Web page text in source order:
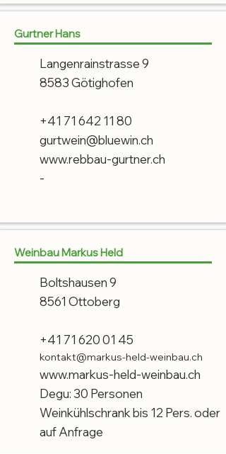
Gurtner Hans
Langenrainstrasse 9
8583 Götighofen
+41 71 642 11 80
gurtwein@bluewin.ch
www.rebbau-gurtner.ch
-
Weinbau Markus Held
Boltshausen 9
8561 Ottoberg
+41 71 620 01 45
kontakt@markus-held-weinbau.ch
www.markus-held-weinbau.ch
Degu: 30 Personen
Weinkühlschrank bis 12 Pers. oder
auf Anfrage